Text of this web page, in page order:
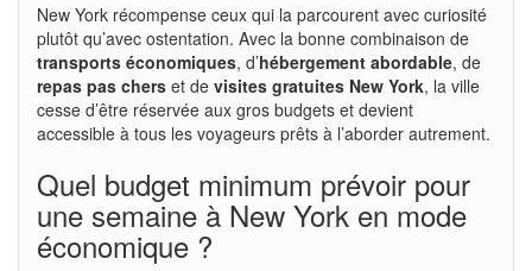
New York récompense ceux qui la parcourent avec curiosité
plutôt qu’avec ostentation. Avec la bonne combinaison de
transports économiques, d’hébergement abordable, de
repas pas chers et de visites gratuites New York, la ville
cesse d’être réservée aux gros budgets et devient
accessible à tous les voyageurs prêts à l’aborder autrement.
Quel budget minimum prévoir pour
une semaine à New York en mode
économique ?